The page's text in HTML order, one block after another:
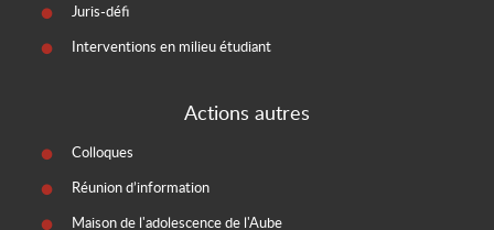
Juris-défi
Interventions en milieu étudiant
Actions autres
Colloques
Réunion d’information
Maison de l'adolescence de l'Aube